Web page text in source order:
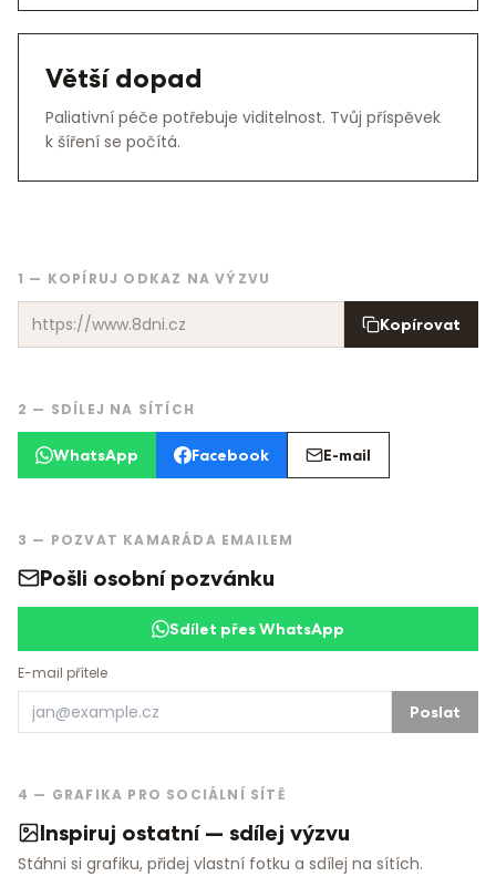
Větší dopad
Paliativní péče potřebuje viditelnost. Tvůj příspěvek
k šíření se počítá.
1 — KOPÍRUJ ODKAZ NA VÝZVU
https://www.8dni.cz Kopírovat
2 — SDÍLEJ NA SÍTÍCH
WhatsApp Facebook E-mail
3 — POZVAT KAMARÁDA EMAILEM
Pošli osobní pozvánku
Sdílet přes WhatsApp
E-mail přítele
Poslat
4 — GRAFIKA PRO SOCIÁLNÍ SÍTĚ
Inspiruj ostatní — sdílej výzvu
Stáhni si grafiku, přidej vlastní fotku a sdílej na sítích.